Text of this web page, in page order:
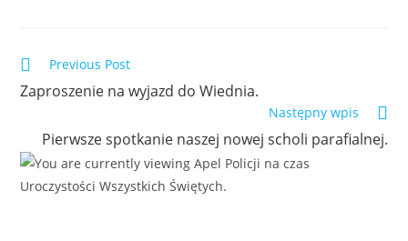
Previous Post
Zaproszenie na wyjazd do Wiednia.
Następny wpis
Pierwsze spotkanie naszej nowej scholi parafialnej.